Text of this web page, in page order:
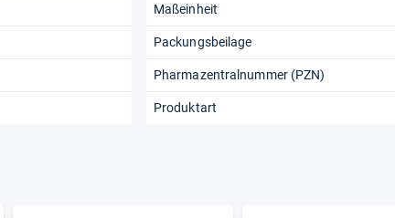
Maßeinheit
Packungsbeilage
Pharmazentralnummer (PZN)
Produktart